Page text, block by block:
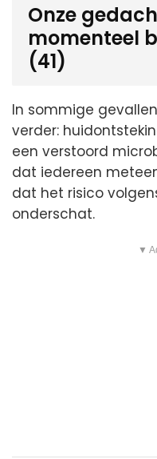
Onze
momenteel
(41)
In sommige
verder:
een verstoord
dat iedereen
dat het risico
onderschat.
▼